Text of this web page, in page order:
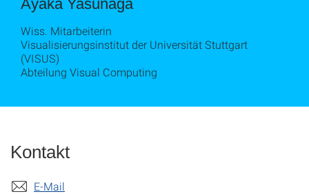
Ayaka Yasunaga
Wiss. Mitarbeiterin
Visualisierungsinstitut der Universität Stuttgart
(VISUS)
Abteilung Visual Computing
Kontakt
E-Mail